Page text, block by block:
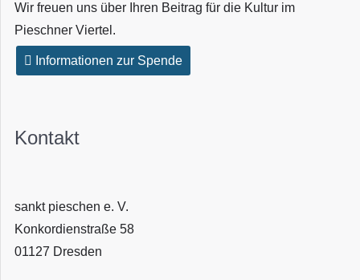
Wir freuen uns über Ihren Beitrag für die Kultur im
Pieschner Viertel.
Informationen zur Spende
Kontakt
sankt pieschen e. V.
Konkordienstraße 58
01127 Dresden